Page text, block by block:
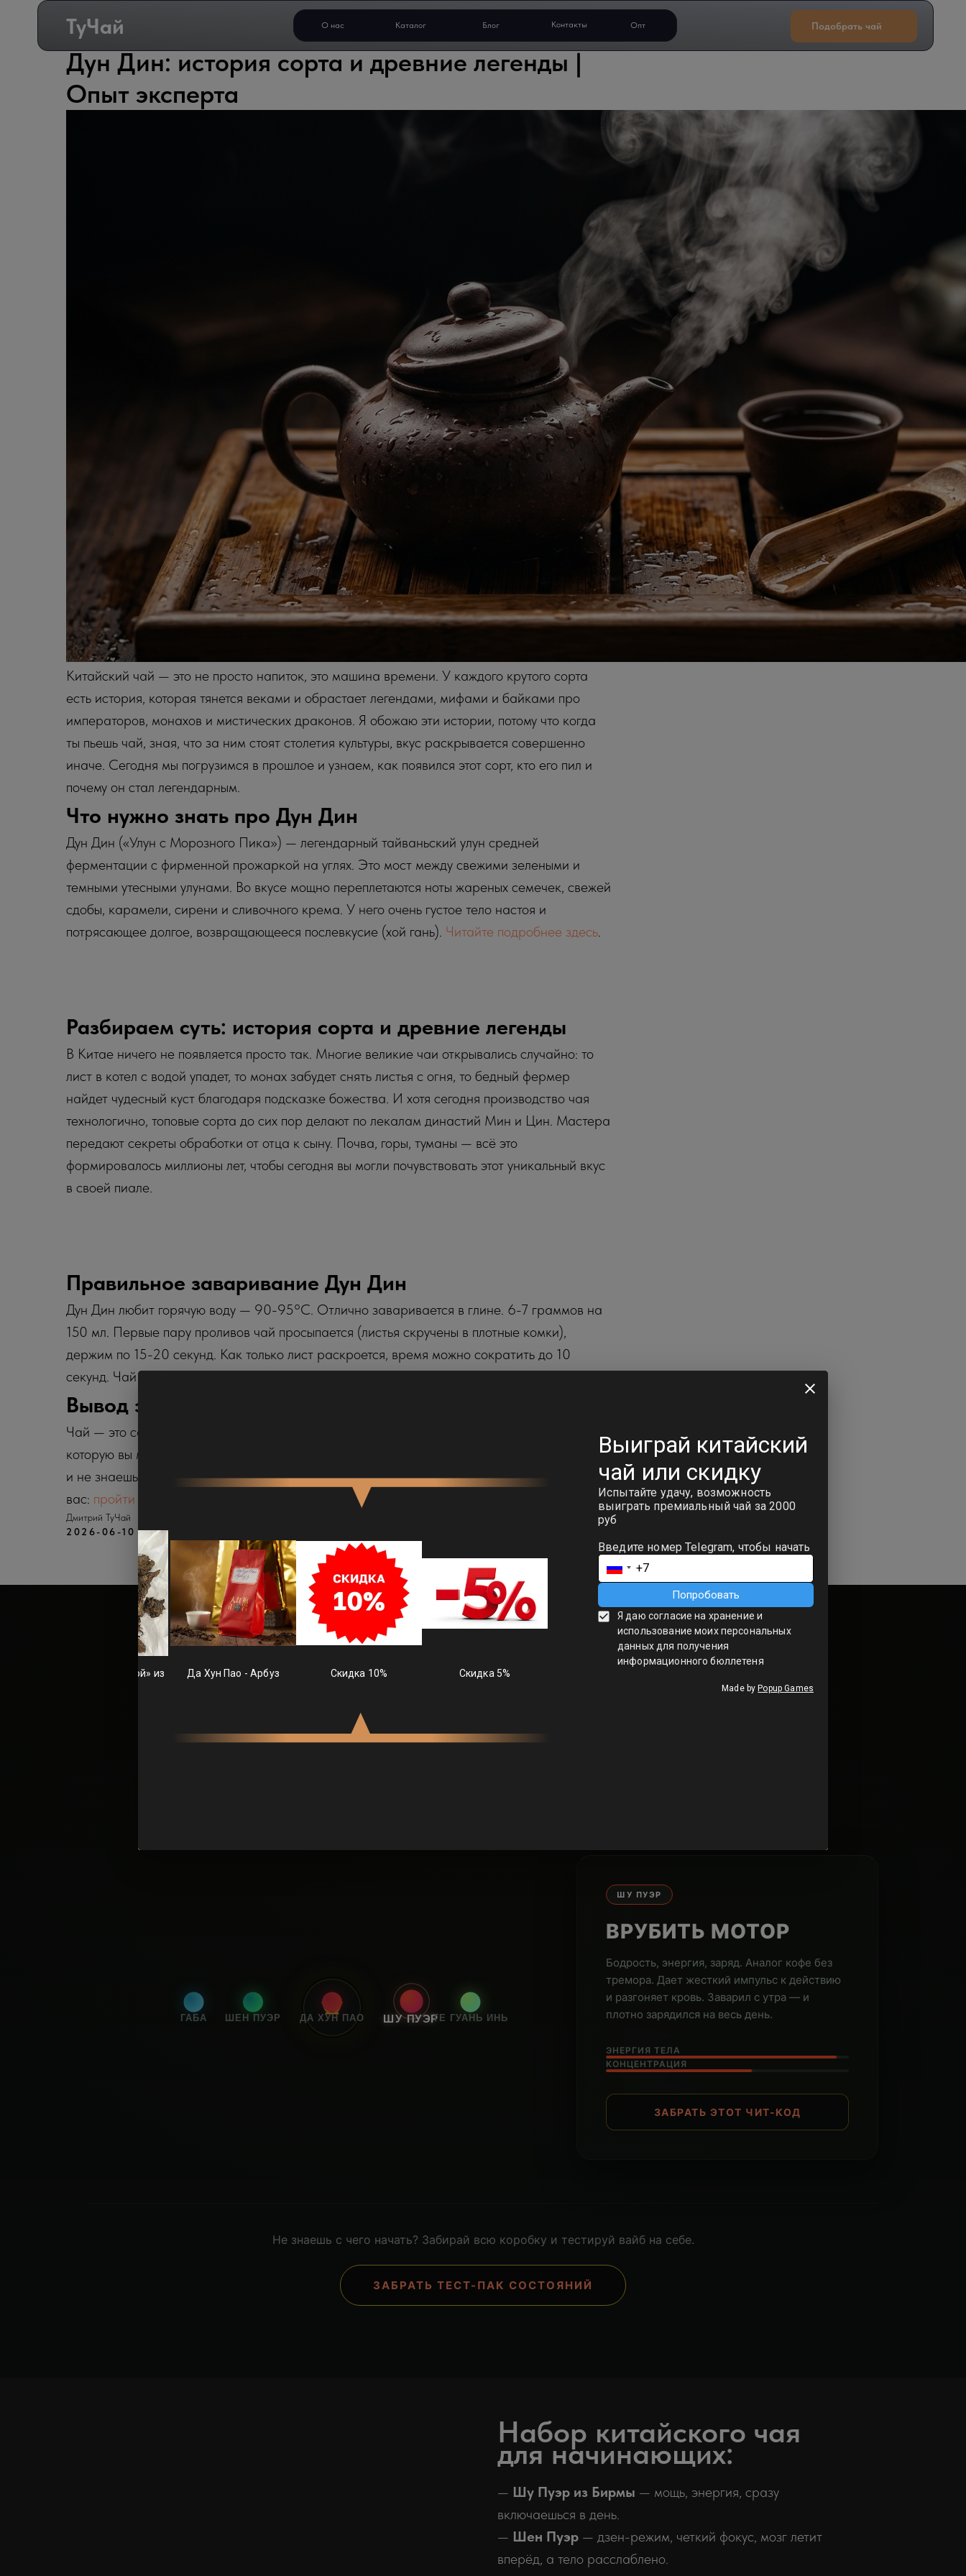
ТуЧай Подобрать чай
О нас Каталог Блог Контакты Опт
Дун Дин: история сорта и древние легенды |
Опыт эксперта
Китайский чай — это не просто напиток, это машина времени. У каждого крутого сорта
есть история, которая тянется веками и обрастает легендами, мифами и байками про
императоров, монахов и мистических драконов. Я обожаю эти истории, потому что когда
ты пьешь чай, зная, что за ним стоят столетия культуры, вкус раскрывается совершенно
иначе. Сегодня мы погрузимся в прошлое и узнаем, как появился этот сорт, кто его пил и
почему он стал легендарным.
Что нужно знать про Дун Дин
Дун Дин («Улун с Морозного Пика») — легендарный тайваньский улун средней
ферментации с фирменной прожаркой на углях. Это мост между свежими зелеными и
темными утесными улунами. Во вкусе мощно переплетаются ноты жареных семечек, свежей
сдобы, карамели, сирени и сливочного крема. У него очень густое тело настоя и
потрясающее долгое, возвращающееся послевкусие (хой гань). Читайте подробнее здесь.
Разбираем суть: история сорта и древние легенды
В Китае ничего не появляется просто так. Многие великие чаи открывались случайно: то
лист в котел с водой упадет, то монах забудет снять листья с огня, то бедный фермер
найдет чудесный куст благодаря подсказке божества. И хотя сегодня производство чая
технологично, топовые сорта до сих пор делают по лекалам династий Мин и Цин. Мастера
передают секреты обработки от отца к сыну. Почва, горы, туманы — всё это
формировалось миллионы лет, чтобы сегодня вы могли почувствовать этот уникальный вкус
в своей пиале.
Правильное заваривание Дун Дин
Дун Дин любит горячую воду — 90-95°C. Отлично заваривается в глине. 6-7 граммов на
150 мл. Первые пару проливов чай просыпается (листья скручены в плотные комки),
держим по 15-20 секунд. Как только лист раскроется, время можно сократить до 10
секунд. Чай очень щедрый и насыщенный.Изучите больше в нашей статье.
Вывод эксперта
Чай — это самый вкусный способ прикоснуться к древней истории. Это живая традиция,
которую вы можете попробовать на вкус прямо у себя дома.Кстати, если глаза разбегаются
и не знаешь с чего начать — залетай в наш квиз. Поможем подобрать китайский чай под
вас: пройти квиз
Дмитрий ТуЧай
2026-06-10 03:50
ВЫБОР ЧАЯ – ЭТО ИСКУССТВО
Ты, наверняка, слышал трек «Чайный пьяница». Баста и Гуф в нем точно передали
атмосферу глубоких разговоров и тот самый вайб правильного чая.
ГАБА ШЕН ПУЭР ШУ ПУЭРТЕ ГУАНЬ ИНЬ
ДА ХУН ПАО
ШУ ПУЭР
ВРУБИТЬ МОТОР
Бодрость, энергия, заряд. Аналог кофе без
тремора. Дает жесткий импульс к действию
и разгоняет кровь. Заварил с утра — и
плотно зарядился на весь день.
ЭНЕРГИЯ ТЕЛА
КОНЦЕНТРАЦИЯ
ЗАБРАТЬ ЭТОТ ЧИТ-КОД
Не знаешь с чего начать? Забирай всю коробку и тестируй вайб на себе.
ЗАБРАТЬ ТЕСТ-ПАК СОСТОЯНИЙ
Набор китайского чая
для начинающих:
— Шу Пуэр из Бирмы — мощь, энергия, сразу
включаешься в день.
— Шен Пуэр — дзен-режим, четкий фокус, мозг летит
вперёд, а тело расслаблено.